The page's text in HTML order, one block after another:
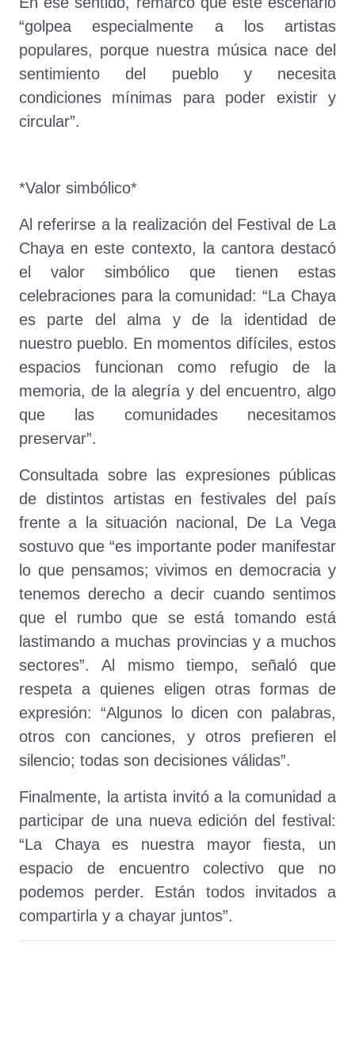
“golpea especialmente a los artistas
populares, porque nuestra música nace del
sentimiento del pueblo y necesita
condiciones mínimas para poder existir y
circular”.
*Valor simbólico*
Al referirse a la realización del Festival de La
Chaya en este contexto, la cantora destacó
el valor simbólico que tienen estas
celebraciones para la comunidad: “La Chaya
es parte del alma y de la identidad de
nuestro pueblo. En momentos difíciles, estos
espacios funcionan como refugio de la
memoria, de la alegría y del encuentro, algo
que las comunidades necesitamos
preservar”.
Consultada sobre las expresiones públicas
de distintos artistas en festivales del país
frente a la situación nacional, De La Vega
sostuvo que “es importante poder manifestar
lo que pensamos; vivimos en democracia y
tenemos derecho a decir cuando sentimos
que el rumbo que se está tomando está
lastimando a muchas provincias y a muchos
sectores”. Al mismo tiempo, señaló que
respeta a quienes eligen otras formas de
expresión: “Algunos lo dicen con palabras,
otros con canciones, y otros prefieren el
silencio; todas son decisiones válidas”.
Finalmente, la artista invitó a la comunidad a
participar de una nueva edición del festival:
“La Chaya es nuestra mayor fiesta, un
espacio de encuentro colectivo que no
podemos perder. Están todos invitados a
compartirla y a chayar juntos”.